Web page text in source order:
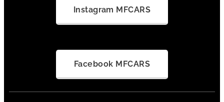
Instagram MFCARS
Facebook MFCARS